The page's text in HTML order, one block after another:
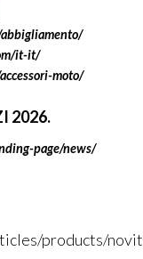
moto/
2026.
page/news/